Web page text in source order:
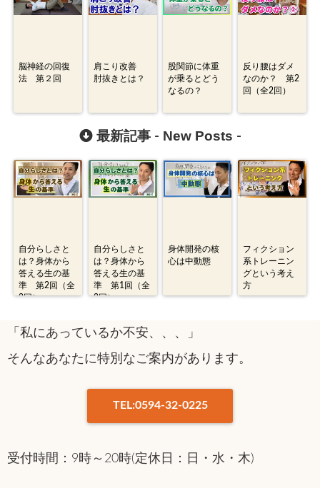
脳神経の回復
法 第２回
肩こり改善
肘抜きとは？
股関節に体重
が乗るとどう
なるの？
反り腰はダメ
なのか？ 第2
回（全2回）
最新記事 - New Posts -
自分らしさと
は？身体から
答える生の基
準 第2回（全
2回）
自分らしさと
は？身体から
答える生の基
準 第1回（全
2回）
身体開発の核
心は中動態
フィクション
系トレーニン
グという考え
方
「私にあっているか不安、、、」
そんなあなたに特別なご案内があります。
TEL:0594-32-0225
受付時間：9時～20時(定休日：日・水・木)